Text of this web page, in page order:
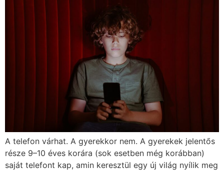
A telefon várhat. A gyerekkor nem. A gyerekek jelentős
része 9–10 éves korára (sok esetben még korábban)
saját telefont kap, amin keresztül egy új világ nyílik meg